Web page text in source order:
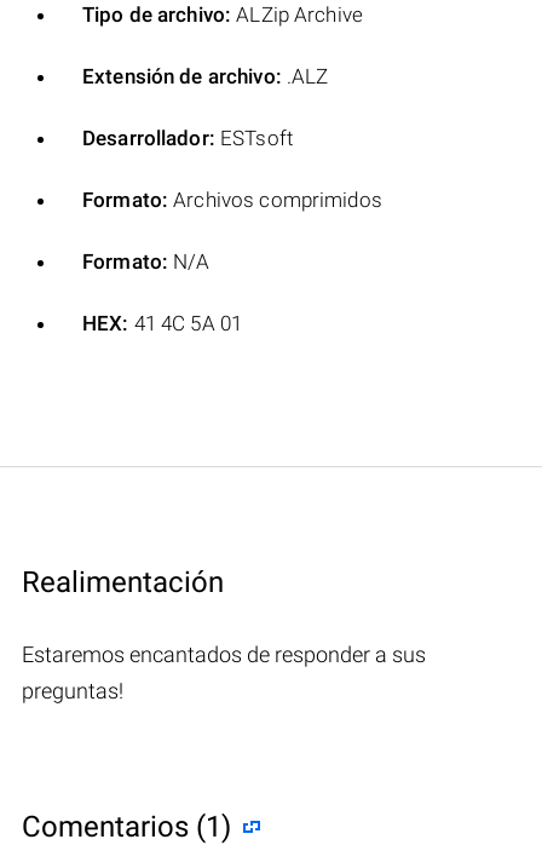
Tipo de archivo: ALZip Archive
Extensión de archivo: .ALZ
Desarrollador: ESTsoft
Formato: Archivos comprimidos
Formato: N/A
HEX: 41 4C 5A 01
Realimentación
Estaremos encantados de responder a sus
preguntas!
Comentarios (1)